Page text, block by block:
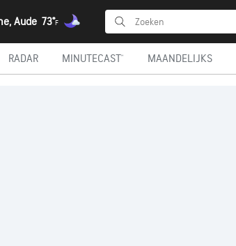
Aude 73°F
RADAR MINUTECAST® MAANDELIJKS